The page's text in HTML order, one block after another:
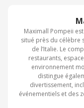
Maximall Pompeii
situé près du célèbre
de l’Italie. Le
restaurants,
environnement
distingue
divertissement,
événementiels et des
son concept